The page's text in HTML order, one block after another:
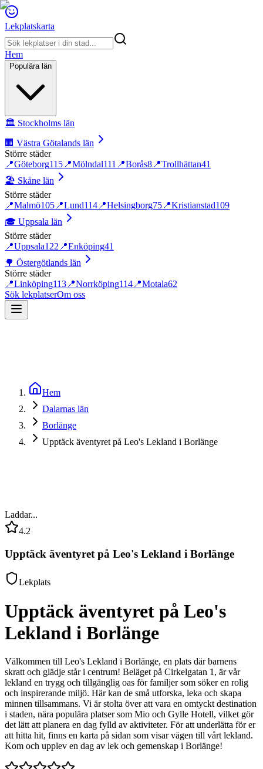
Lekplatskarta
Hem
Populära län
🏛️ Stockholms län
🏢 Västra Götalands län
Större städer
📍Göteborg115 📍Mölndal111 📍Borås8 📍Trollhättan41
🏖️ Skåne län
Större städer
📍Malmö105 📍Lund114 📍Helsingborg75 📍Kristianstad109
🎓 Uppsala län
Större städer
📍Uppsala122 📍Enköping41
🌳 Östergötlands län
Större städer
📍Linköping113 📍Norrköping114 📍Motala62
Sök lekplatserOm oss
Hem
Dalarnas län
Borlänge
Upptäck äventyret på Leo's Lekland i Borlänge
Laddar...
4.2
Upptäck äventyret på Leo's Lekland i Borlänge
Lekplats
Upptäck äventyret på Leo's
Lekland i Borlänge
Välkommen till Leo's Lekland i Borlänge, en plats där barnens
skratt och glädje står i centrum! Beläget på Cirkelgatan 1, är vår
lekland en trygg och tillgänglig oas för familjer som söker en rolig
och inspirerande miljö. Här kan de små utforska, leka och skapa
minnen tillsammans. Vi är stolta över att vara en omtyckt destination
i staden, nära populära platser som Mio och Gylle Hotell, vilket gör
det lätt att planera en dag fylld av aktiviteter. För att underlätta för er
att hitta hit, finns en karta på sidan som visar vägen till vårt lekland.
Kom och upplev en dag av lek och gemenskap i Borlänge!